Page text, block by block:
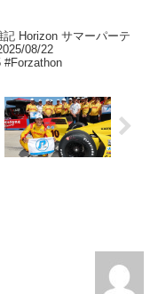
記 Horizon サマーパーテ
08/22
#Forzathon